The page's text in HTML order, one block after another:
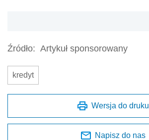
Źródło: Artykuł sponsorowany
kredyt
Wersja do druku
Napisz do nas